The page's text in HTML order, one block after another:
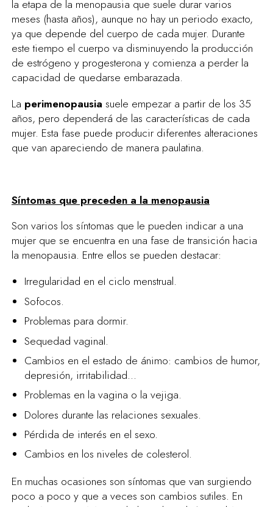
la etapa de la menopausia que suele durar varios
meses (hasta años), aunque no hay un periodo exacto,
ya que depende del cuerpo de cada mujer. Durante
este tiempo el cuerpo va disminuyendo la producción
de estrógeno y progesterona y comienza a perder la
capacidad de quedarse embarazada.
La perimenopausia suele empezar a partir de los 35
años, pero dependerá de las características de cada
mujer. Esta fase puede producir diferentes alteraciones
que van apareciendo de manera paulatina.
Síntomas que preceden a la menopausia
Son varios los síntomas que le pueden indicar a una
mujer que se encuentra en una fase de transición hacia
la menopausia. Entre ellos se pueden destacar:
Irregularidad en el ciclo menstrual.
Sofocos.
Problemas para dormir.
Sequedad vaginal.
Cambios en el estado de ánimo: cambios de humor,
depresión, irritabilidad...
Problemas en la vagina o la vejiga.
Dolores durante las relaciones sexuales.
Pérdida de interés en el sexo.
Cambios en los niveles de colesterol.
En muchas ocasiones son síntomas que van surgiendo
poco a poco y que a veces son cambios sutiles. En